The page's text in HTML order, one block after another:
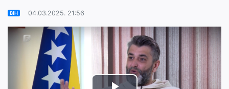
BiH 04.03.2025. 21:56